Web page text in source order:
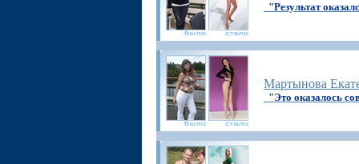
"Результат
Мартынова
"Это оказалось